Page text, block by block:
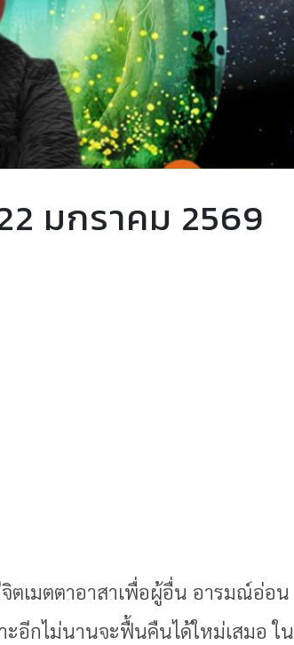
มกราคม 2569
ตเมตตาอาสาเพื่อผู้อื่น อารมณ์อ่อน
อีกไม่นานจะฟื้นคืนได้ใหม่เสมอ ใน